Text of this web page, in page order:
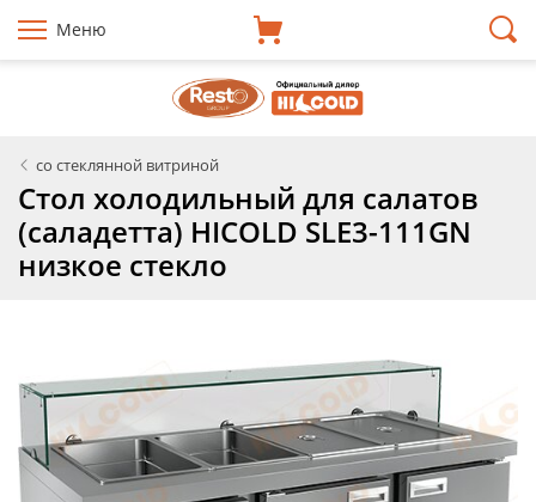
Меню
со стеклянной витриной
Стол холодильный для салатов
(саладетта) HICOLD SLE3-111GN
низкое стекло